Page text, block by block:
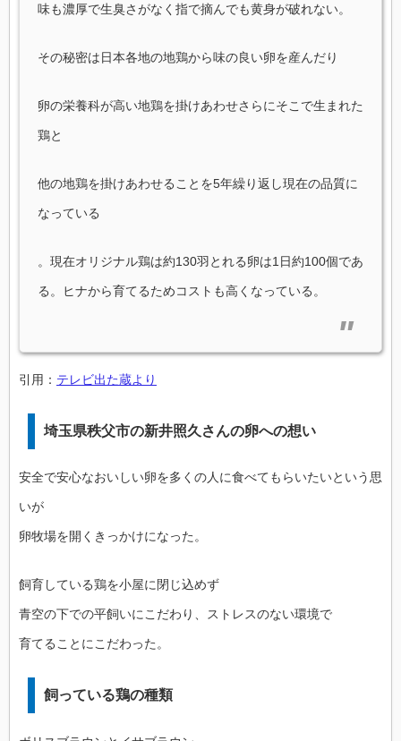
味も濃厚で生臭さがなく指で摘んでも黄身が破れない。
その秘密は日本各地の地鶏から味の良い卵を産んだり
卵の栄養科が高い地鶏を掛けあわせさらにそこで生まれた
鶏と
他の地鶏を掛けあわせることを5年繰り返し現在の品質に
なっている
。現在オリジナル鶏は約130羽とれる卵は1日約100個であ
る。ヒナから育てるためコストも高くなっている。
引用： テレビ出た蔵より
埼玉県秩父市の新井照久さんの卵への想い
安全で安心なおいしい卵を多くの人に食べてもらいたいという思
いが
卵牧場を開くきっかけになった。
飼育している鶏を小屋に閉じ込めず
青空の下での平飼いにこだわり、ストレスのない環境で
育てることにこだわった。
飼っている鶏の種類